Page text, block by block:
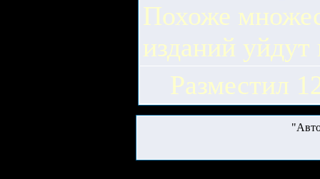
Похоже
изданий уйдут
Разместил